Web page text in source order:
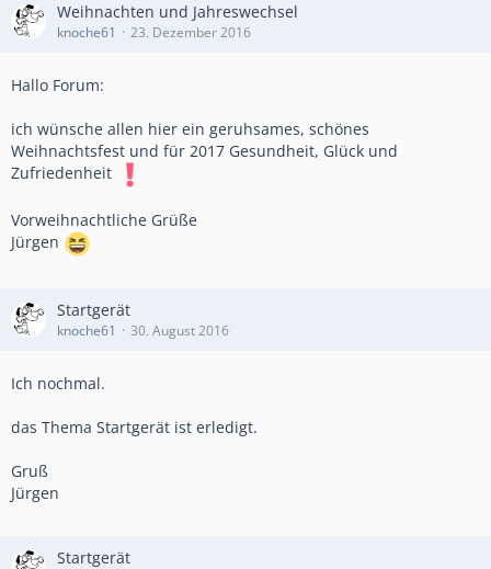
Weihnachten und Jahreswechsel
knoche61 23. Dezember 2016
Hallo Forum:
ich wünsche allen hier ein geruhsames, schönes
Weihnachtsfest und für 2017 Gesundheit, Glück und
Zufriedenheit
Vorweihnachtliche Grüße
Jürgen
Startgerät
knoche61 30. August 2016
Ich nochmal.
das Thema Startgerät ist erledigt.
Gruß
Jürgen
Startgerät